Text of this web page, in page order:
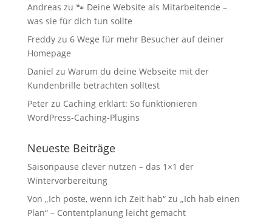
Andreas zu 🐾 Deine Website als Mitarbeitende –
was sie für dich tun sollte
Freddyzu 6 Wege für mehr Besucher auf deiner
Homepage
Daniel zu Warum du deine Webseite mit der
Kundenbrille betrachten solltest
Peterzu Caching erklärt: So funktionieren
WordPress-Caching-Plugins
Neueste Beiträge
Saisonpause clever nutzen – das 1×1 der
Wintervorbereitung
Von „Ich poste, wenn ich Zeit hab“ zu „Ich hab einen
Plan“ – Contentplanung leicht gemacht